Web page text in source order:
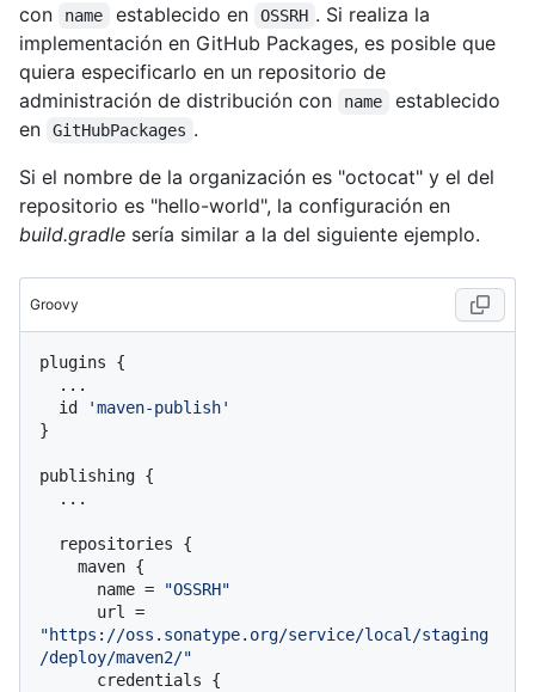
con name establecido en OSSRH . Si realiza la
implementación en GitHub Packages, es posible que
quiera especificarlo en un repositorio de
administración de distribución con
name
establecido
en
GitHubPackages .
Si el nombre de la organización es "octocat" y el del
repositorio es "hello-world", la configuración en
build.gradle sería similar a la del siguiente ejemplo.
Groovy
plugins {
  id
'maven-publish'
}
publishing {
      name =
"OSSRH"
"https://oss.sonatype.org/service/local/staging
/deploy/maven2/"